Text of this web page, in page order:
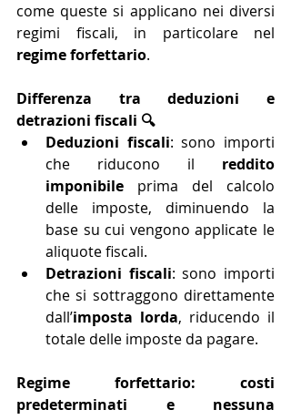
come queste si applicano nei diversi
regime forfettario.
Differenza tra deduzioni e
detrazioni fiscali 🔍
Deduzioni fiscali: sono importi
che riducono il reddito
imponibile prima del calcolo
delle imposte, diminuendo la
base su cui vengono applicate le
aliquote fiscali.
Detrazioni fiscali: sono importi
che si sottraggono direttamente
dall’imposta lorda, riducendo il
totale delle imposte da pagare.
Regime forfettario: costi
predeterminati e nessuna